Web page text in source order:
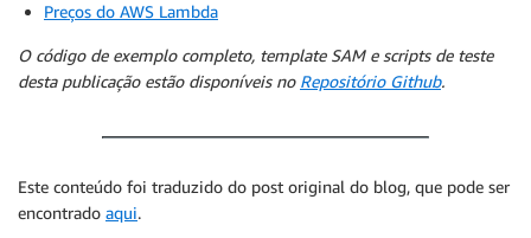
Preços do AWS Lambda
O código de exemplo completo, template SAM e scripts de teste
desta publicação estão disponíveis no Repositório Github.
Este conteúdo foi traduzido do post original do blog, que pode ser
encontrado aqui.